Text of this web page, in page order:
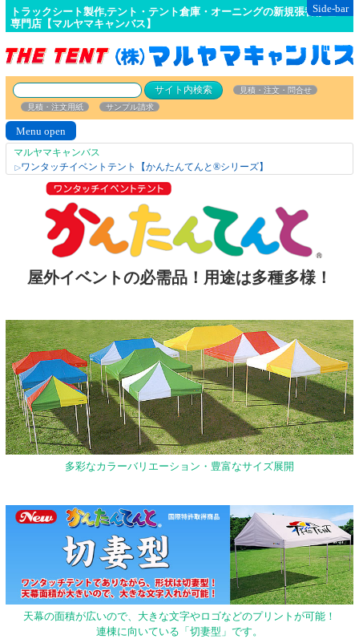
トラックシート製作,テント・テント倉庫・オーニングの新規張替修理の
専門店【マルヤマキャンバス】
見積・注文・問合せ
見積・注文用紙
サンプル請求
Menu open
マルヤマキャンバス
△ワンタッチイベントテント【かんたんてんと®シリーズ】
屋外イベントの必需品！用途は多種多様！
多彩なカラーバリエーション・豊富なサイズ展開
天幕の面積が広いので、大きな文字やロゴなどのプリントが可能！
連棟に向いている「切妻型」です。
Side-bar